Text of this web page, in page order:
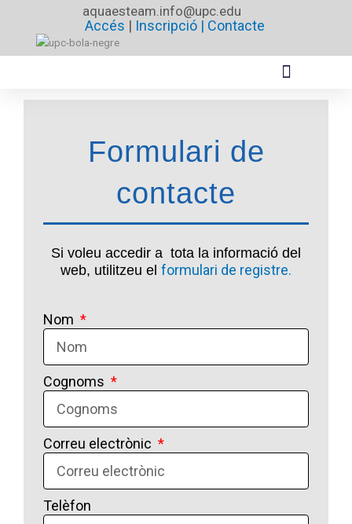
contingut
aquaesteam.info@upc.edu
Accés | Inscripció | Contacte
Formulari de
contacte
Si voleu accedir a tota la informació del
web, utilitzeu el formulari de registre.
Nom
Cognoms
Correu electrònic
Telèfon